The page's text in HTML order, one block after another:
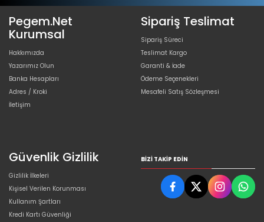
Pegem.Net
Kurumsal
Hakkımızda
Yazarımız Olun
Banka Hesapları
Adres / Kroki
İletişim
Sipariş Teslimat
Sipariş Süreci
Teslimat Kargo
Garanti & İade
Ödeme Seçenekleri
Mesafeli Satış Sözleşmesi
Güvenlik Gizlilik
Gizlilik İlkeleri
Kişisel Verilen Korunması
Kullanım Şartları
Kredi Kartı Güvenliği
BIZI TAKIP EDIN